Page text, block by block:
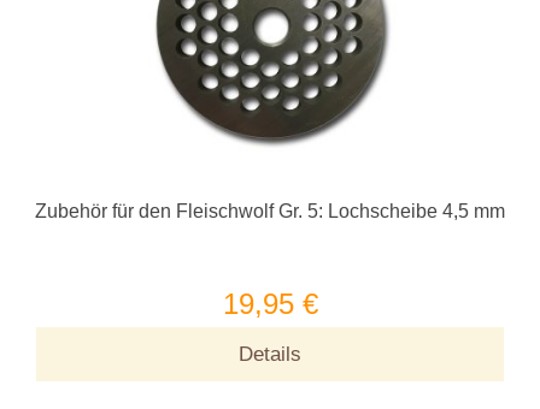
Zubehör für den Fleischwolf Gr. 5: Lochscheibe 4,5 mm
19,95 €
Details